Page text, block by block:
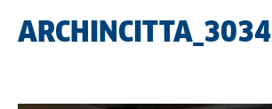
ARCHINCITTA_3034